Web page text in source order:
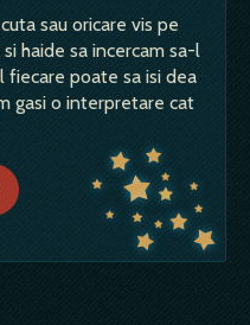
sau oricare vis pe
haide sa incercam sa-l
poate sa isi dea
gasi o interpretare cat